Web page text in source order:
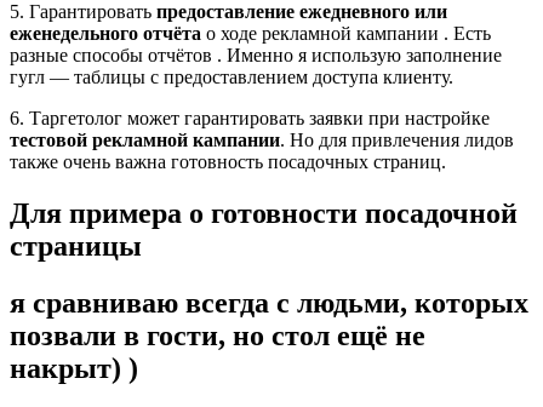
5. Гарантировать предоставление ежедневного или
еженедельного отчёта о ходе рекламной кампании . Есть
разные способы отчётов . Именно я использую заполнение
гугл — таблицы с предоставлением доступа клиенту.
6. Таргетолог может гарантировать заявки при настройке
тестовой рекламной кампании. Но для привлечения лидов
также очень важна готовность посадочных страниц.
Для примера о готовности посадочной
страницы
я сравниваю всегда с людьми, которых
позвали в гости, но стол ещё не
накрыт) )